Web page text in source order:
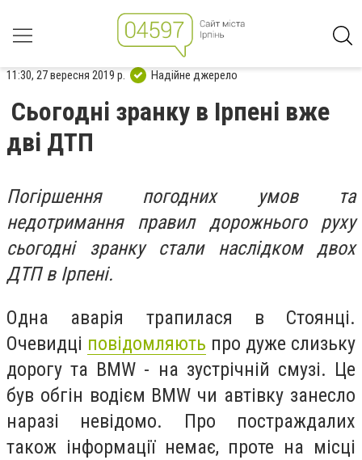
11:30, 27 вересня 2019 р. Надійне джерело
Сьогодні зранку в Ірпені вже
дві ДТП
Погіршення погодних умов та
недотримання правил дорожнього руху
сьогодні зранку стали наслідком двох
ДТП в Ірпені.
Одна аварія трапилася в Стоянці.
Очевидці повідомляють про дуже слизьку
дорогу та BMW - на зустрічній смузі. Це
був обгін водієм BMW чи автівку занесло
наразі невідомо. Про постраждалих
також інформації немає, проте на місці